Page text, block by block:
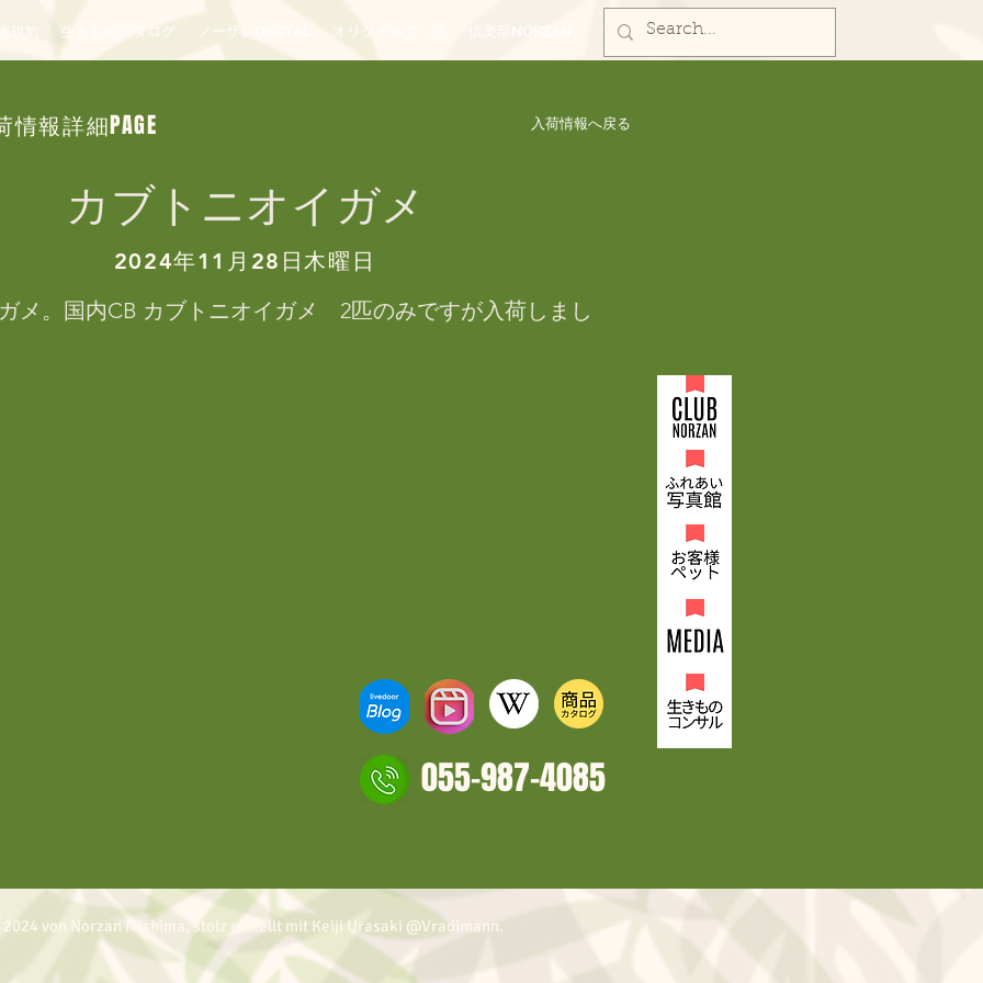
規約 生きものカタログ ノーザンDIGITAL オリジナルグッズ
情報詳細PAGE 入荷情報へ戻る
カブトニオイガメ
2024年11月28日木曜日
メ。国内CB カブトニオイガメ　2匹のみですが入荷しまし
055-987-4085
von Norzan Mishima, stolz erstellt mit Keiji Urasaki @Vradimann.